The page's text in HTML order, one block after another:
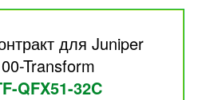
для Juniper
Transform
QFX51-32C